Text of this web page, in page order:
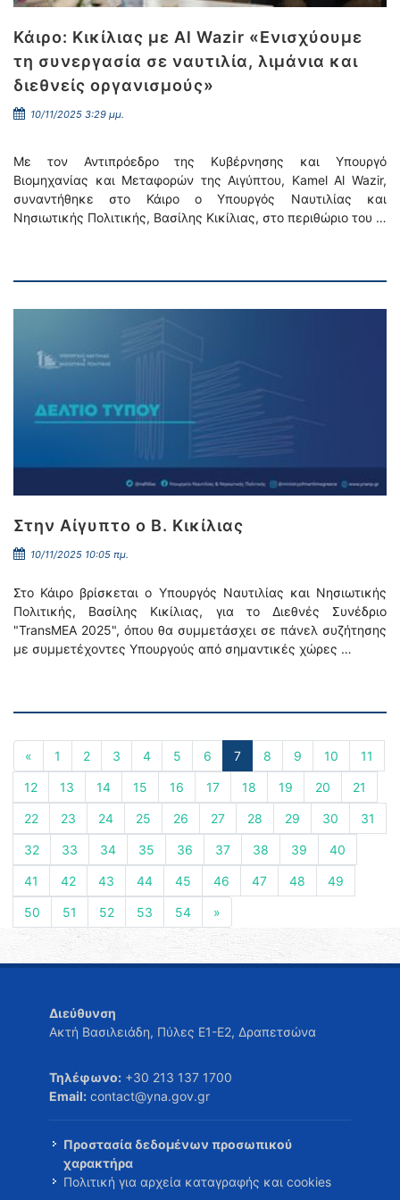
Κάιρο: Κικίλιας με Al Wazir «Ενισχύουμε
τη συνεργασία σε ναυτιλία, λιμάνια και
διεθνείς οργανισμούς»
10/11/2025 3:29 μμ.
Με τον Αντιπρόεδρο της Κυβέρνησης και Υπουργό
Βιομηχανίας και Μεταφορών της Αιγύπτου, Kamel Al Wazir,
συναντήθηκε στο Κάιρο ο Υπουργός Ναυτιλίας και
Νησιωτικής Πολιτικής, Βασίλης Κικίλιας, στο περιθώριο του …
Στην Αίγυπτο ο Β. Κικίλιας
10/11/2025 10:05 πμ.
Στο Κάιρο βρίσκεται ο Υπουργός Ναυτιλίας και Νησιωτικής
Πολιτικής, Βασίλης Κικίλιας, για το Διεθνές Συνέδριο
"TransMEA 2025", όπου θα συμμετάσχει σε πάνελ συζήτησης
με συμμετέχοντες Υπουργούς από σημαντικές χώρες …
« 1 2 3 4 5 6 7 8 9 10 11
12 13 14 15 16 17 18 19 20 21
22 23 24 25 26 27 28 29 30 31
32 33 34 35 36 37 38 39 40
41 42 43 44 45 46 47 48 49
50 51 52 53 54 »
Διεύθυνση
Ακτή Βασιλειάδη, Πύλες Ε1-Ε2, Δραπετσώνα
Τηλέφωνο: +30 213 137 1700
Email: contact@yna.gov.gr
Προστασία δεδομένων προσωπικού
χαρακτήρα
Πολιτική για αρχεία καταγραφής και cookies